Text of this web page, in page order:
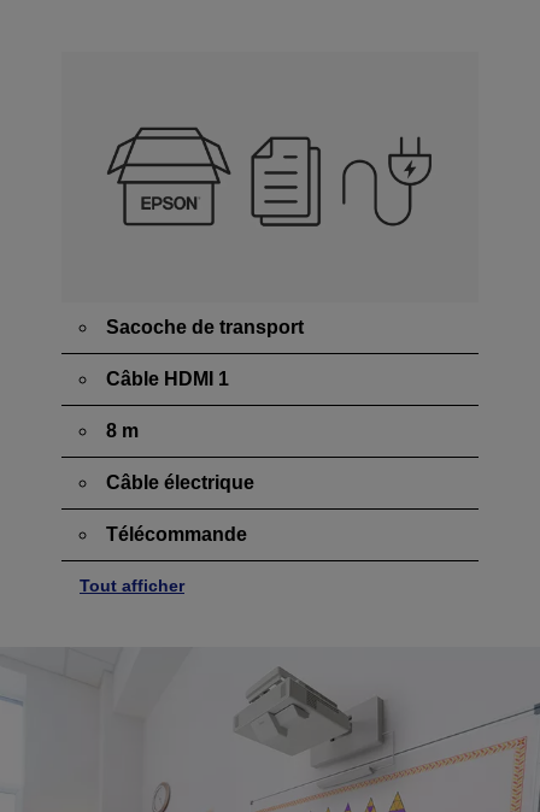
Sacoche de transport
Câble HDMI 1
8 m
Câble électrique
Télécommande
Tout afficher